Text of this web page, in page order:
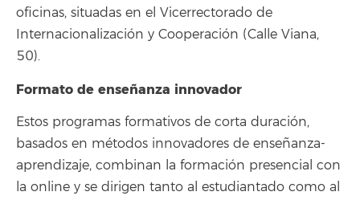
oficinas, situadas en el Vicerrectorado de
Internacionalización y Cooperación (Calle Viana,
50).
Formato de enseñanza innovador
Estos programas formativos de corta duración,
basados en métodos innovadores de enseñanza-
aprendizaje, combinan la formación presencial con
la online y se dirigen tanto al estudiantado como al